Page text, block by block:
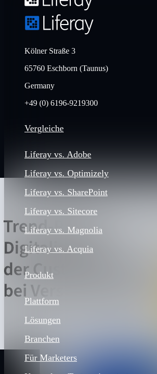
Kölner Straße 3
65760 Eschborn (Taunus)
Germany
+49 (0) 6196-9219300
Vergleiche
Liferay vs. Adobe
Liferay vs. Optimizely
Liferay vs. SharePoint
Liferay vs. Sitecore
Liferay vs. Magnolia
Liferay vs. Acquia
Produkt
Plattform
Lösungen
Branchen
Für Marketers